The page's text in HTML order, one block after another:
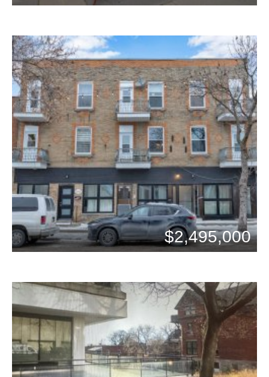
Chambres: 0
Bains: 0
$2,495,000